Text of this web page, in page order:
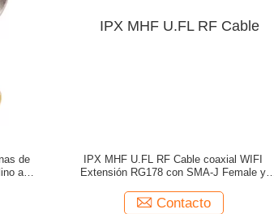
de
a
IPX MHF U.FL RF Cable coaxial WIFI
Extensión RG178 con SMA-J Female y
Contacto